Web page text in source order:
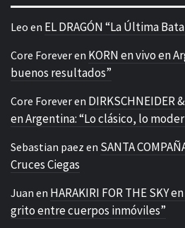
Leo en EL DRAGÓN “La Última
Core Foreveren KORN en vivo en
buenos resultados”
Core Foreveren DIRKSCHNEIDER
en Argentina: “Lo clásico, lo
Sebastian paez en SANTA
Cruces Ciegas
Juan en HARAKIRI FOR THE SKY
grito entre cuerpos inmóviles”